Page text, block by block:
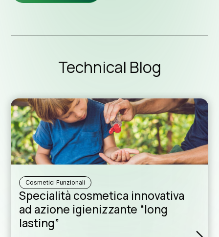
News ed
Blog
Rete di
Technical Blog
Cosmetici Funzionali
Specialità cosmetica innovativa
ad azione igienizzante “long
lasting”